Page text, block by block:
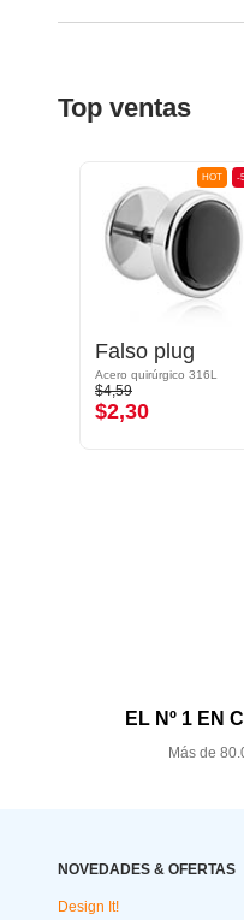
Top ventas
-
HOT
Falso plug
Acero quirúrgico 316L
$4,59
$2,30
EL Nº 1 EN
Más de
NOVEDADES & OFERTAS
Design It!